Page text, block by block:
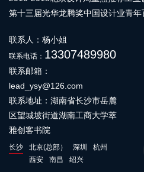
第十三届光华龙腾奖中国设计业青年
联系人：杨小姐
联系电话： 13307489980
联系邮箱：
lead_ysy@126.com
联系地址：湖南省长沙市岳麓
区望城坡街道湖南工商大学萃
雅创客书院
长沙 北京(总部） 深圳
杭州
西安
南昌 绍兴